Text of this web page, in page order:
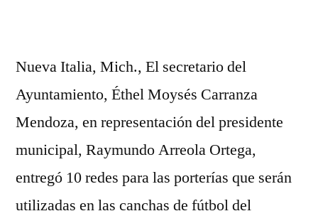
Nueva Italia, Mich., El secretario del
Ayuntamiento, Éthel Moysés Carranza
Mendoza, en representación del presidente
municipal, Raymundo Arreola Ortega,
entregó 10 redes para las porterías que serán
utilizadas en las canchas de fútbol del